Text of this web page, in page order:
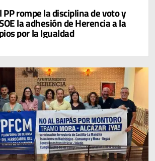
PP rompe la disciplina de voto y
la adhesión de Herencia a la
por la Igualdad